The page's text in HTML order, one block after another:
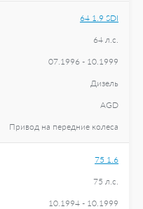
64 1.9 SDI
64 л.с.
07.1996 - 10.1999
Дизель
AGD
Привод на передние колеса
75 1.6
75 л.с.
10.1994 - 10.1999